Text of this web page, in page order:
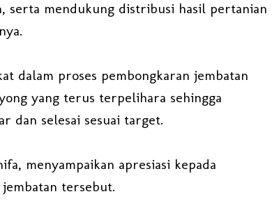
serta mendukung distribusi hasil pertanian
dalam proses pembongkaran jembatan
yang terus terpelihara sehingga
dan selesai sesuai target.
menyampaikan apresiasi kepada
tersebut.